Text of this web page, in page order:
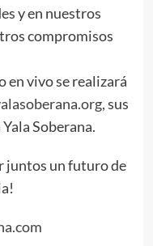
y en nuestros
compromisos
en vivo se realizará
, sus
Soberana.
juntos un futuro de